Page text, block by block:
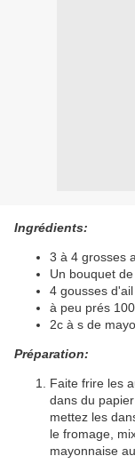
Ingrédients:
3 à 4 grosses
Un bouquet
4 gousses d'ail
à peu prés
2c à s de
Préparation:
Faite frire les
dans du
mettez les
le fromage,
mayonnaise